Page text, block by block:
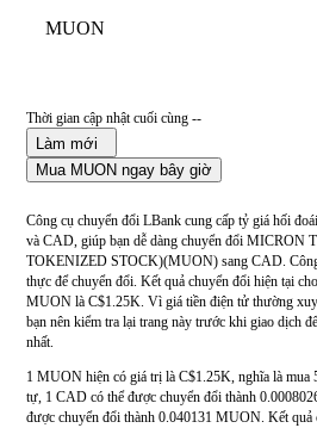
MUON
Thời gian cập nhật cuối cùng --
Làm mới
Mua MUON ngay bây giờ
Công cụ chuyển đổi LBank cung cấp tỷ giá hối
và CAD, giúp bạn dễ dàng chuyển đổi
TOKENIZED STOCK)(MUON) sang CAD.
thực để chuyển đổi. Kết quả chuyển đổi hiện tại
MUON là C$1.25K. Vì giá tiền điện tử thường
bạn nên kiểm tra lại trang này trước khi giao dịch
nhất.
1 MUON hiện có giá trị là C$1.25K, nghĩa là
tự, 1 CAD có thể được chuyển đổi thành
được chuyển đổi thành 0.040131 MUON. Kết quả